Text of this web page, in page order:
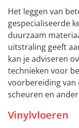
Het leggen van
gespecialiseerde
duurzaam
uitstraling geeft
kan je adviseren
technieken voor
voorbereiding van
scheuren en
Vinylvloeren